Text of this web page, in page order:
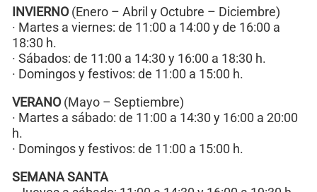
INVIERNO (Enero – Abril y Octubre – Diciembre)
· Martes a viernes: de 11:00 a 14:00 y de 16:00 a
18:30 h.
· Sábados: de 11:00 a 14:30 y 16:00 a 18:30 h.
· Domingos y festivos: de 11:00 a 15:00 h.
VERANO (Mayo – Septiembre)
· Martes a sábado: de 11:00 a 14:30 y 16:00 a 20:00
h.
· Domingos y festivos: de 11:00 a 15:00 h.
SEMANA SANTA